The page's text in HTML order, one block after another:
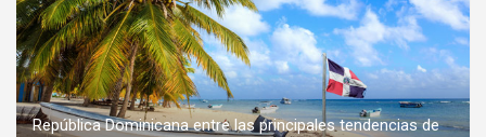
República Dominicana entre las principales tendencias de